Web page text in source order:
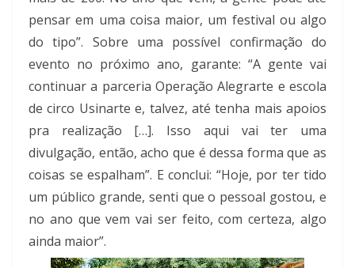
pensar em uma coisa maior, um festival ou algo
do tipo”. Sobre uma possível confirmação do
evento no próximo ano, garante: “A gente vai
continuar a parceria Operação Alegrarte e escola
de circo Usinarte e, talvez, até tenha mais apoios
pra realização […]. Isso aqui vai ter uma
divulgação, então, acho que é dessa forma que as
coisas se espalham”. E conclui: “Hoje, por ter tido
um público grande, senti que o pessoal gostou, e
no ano que vem vai ser feito, com certeza, algo
ainda maior”.